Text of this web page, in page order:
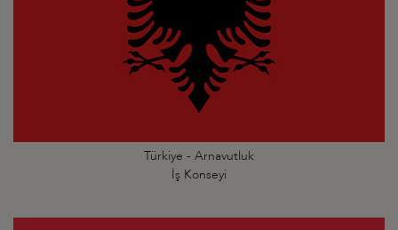
Türkiye - Arnavutluk
İş Konseyi